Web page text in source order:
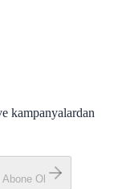
kampanyalardan
Abone Ol